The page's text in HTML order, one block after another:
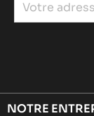
NOTRE